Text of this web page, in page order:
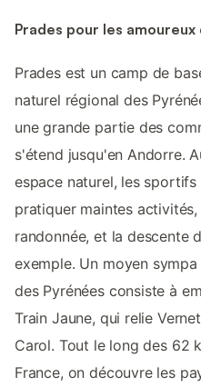
Prades pour les
Prades est un camp de
naturel régional des
une grande partie des
s'étend jusqu'en Andorre.
espace naturel, les
pratiquer maintes activités,
randonnée, et la descente
exemple. Un moyen
des Pyrénées consiste à
Train Jaune, qui relie
Carol. Tout le long des 62
France, on découvre les